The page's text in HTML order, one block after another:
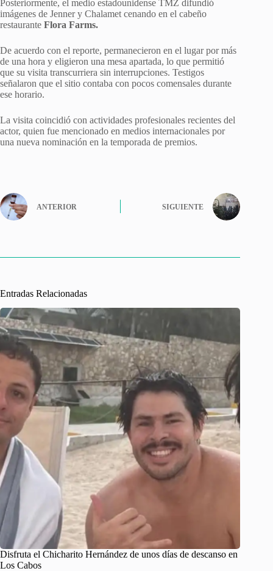
Posteriormente, el medio estadounidense TMZ difundió
imágenes de Jenner y Chalamet cenando en el cabeño
restaurante Flora Farms.
De acuerdo con el reporte, permanecieron en el lugar por más
de una hora y eligieron una mesa apartada, lo que permitió
que su visita transcurriera sin interrupciones. Testigos
señalaron que el sitio contaba con pocos comensales durante
ese horario.
La visita coincidió con actividades profesionales recientes del
actor, quien fue mencionado en medios internacionales por
una nueva nominación en la temporada de premios.
ANTERIOR SIGUIENTE
Entradas Relacionadas
Disfruta el Chicharito Hernández de unos días de descanso en
Los Cabos